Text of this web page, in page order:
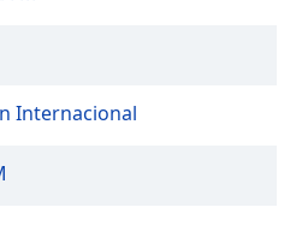
Internacional